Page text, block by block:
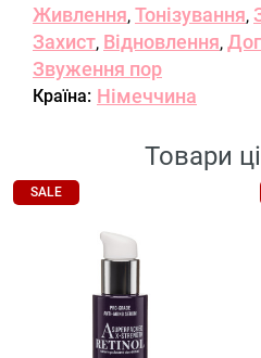
Живлення, Тонізування,
Захист, Відновлення,
Звуження пор
Країна: Німеччина
Товари
SALE